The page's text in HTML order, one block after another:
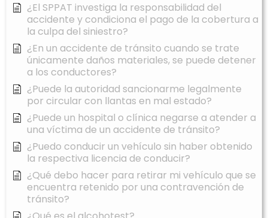
¿El SPPAT investiga la responsabilidad del
accidente y condiciona el pago de la cobertura a
la culpa del siniestro?
¿En un accidente de tránsito cuando se trate
únicamente daños materiales, se puede detener
a los conductores?
¿Puede la autoridad sancionarme legalmente
por circular con llantas en mal estado?
¿Puede un hospital o clínica negarse a atender a
una víctima de un accidente de tránsito?
¿Puedo conducir un vehículo sin haber obtenido
la respectiva licencia de conducir?
¿Qué debo hacer para retirar mi vehículo que se
encuentra retenido por una contravención de
tránsito?